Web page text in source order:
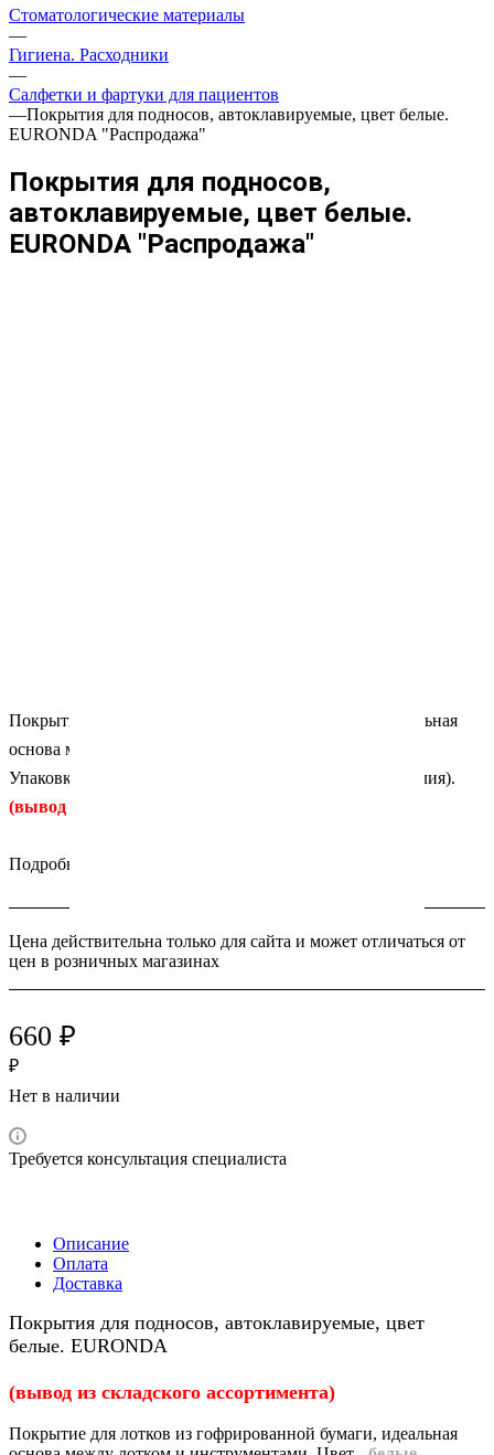
Стоматологические материалы
—
Гигиена. Расходники
—
Салфетки и фартуки для пациентов
—Покрытия для подносов, автоклавируемые, цвет белые.
EURONDA "Распродажа"
Покрытия для подносов,
автоклавируемые, цвет белые.
EURONDA "Распродажа"
Покрытие для лотков из гофрированной бумаги, идеальная
основа между лотком и инструментами. Цвет -
Упаковка: 250 штук. Производитель: EURONDA (Италия).
(вывод из складского ассортимента)
Подробности
Цена действительна только для сайта и может отличаться от
цен в розничных магазинах
660 ₽
₽
Нет в наличии
Требуется консультация специалиста
Описание
Оплата
Доставка
Покрытия для подносов, автоклавируемые, цвет
белые. EURONDA
(вывод из складского ассортимента)
Покрытие для лотков из гофрированной бумаги, идеальная